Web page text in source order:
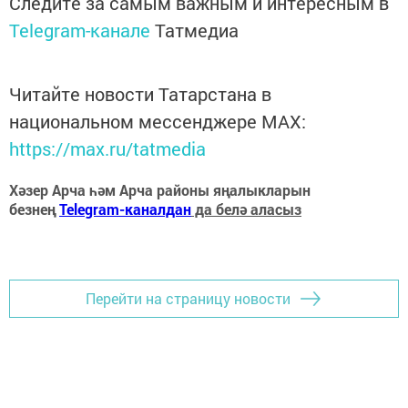
Telegram-канале Татмедиа
Читайте новости Татарстана в
национальном мессенджере MАХ:
https://max.ru/tatmedia
Хәзер Арча һәм Арча районы яңалыкларын
безнеңTelegram-каналданда белә аласыз
Перейти на страницу новости